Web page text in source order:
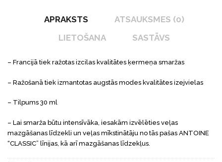
APRAKSTS
ATSAUKSMES (0)
LIETOŠANA
SASTĀVS
– Francijā tiek ražotas izcilas kvalitātes ķermeņa smaržas
– Ražošanā tiek izmantotas augstās modes kvalitātes izejvielas
– Tilpums 30 ml
– Lai smarža būtu intensīvāka, iesakām izvēlēties veļas
mazgāšanas līdzekli un veļas mīkstinātāju no tās pašas ANTOINE
“CLASSIC” līnijas, kā arī mazgāšanas līdzekļus.